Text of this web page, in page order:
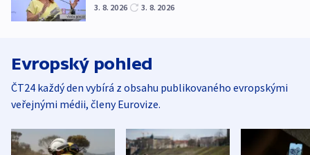
3. 8. 2026 3. 8. 2026
Evropský pohled
ČT24 každý den vybírá z obsahu publikovaného evropskými
veřejnými médii, členy Eurovize.